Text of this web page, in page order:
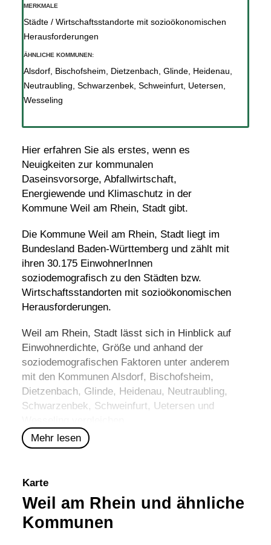
Hier erfahren Sie als erstes, wenn es
Neuigkeiten zur kommunalen
Daseinsvorsorge, Abfallwirtschaft,
Energiewende und Klimaschutz in der
Kommune Weil am Rhein, Stadt gibt.
Die Kommune Weil am Rhein, Stadt liegt im
Bundesland Baden-Württemberg und zählt mit
ihren 30.175 EinwohnerInnen
soziodemografisch zu den Städten bzw.
Wirtschaftsstandorten mit sozioökonomischen
Herausforderungen.
Weil am Rhein, Stadt lässt sich in Hinblick auf
Einwohnerdichte, Größe und anhand der
soziodemografischen Faktoren unter anderem
mit den Kommunen Alsdorf, Bischofsheim,
Dietzenbach, Glinde, Heidenau, Neutraubling,
Schwarzenbek, Schweinfurt, Uetersen und
Mehr lesen
MERKMALE
Städte / Wirtschaftsstandorte mit sozioökonomischen
Herausforderungen
ÄHNLICHE KOMMUNEN:
Alsdorf, Bischofsheim Dietzenbach Glinde, Heidenau
Neutraubling Schwarzenbek, Schweinfurt, Uetersen
Wesseling
Karte
Weil am Rhein und ähnliche
Kommunen